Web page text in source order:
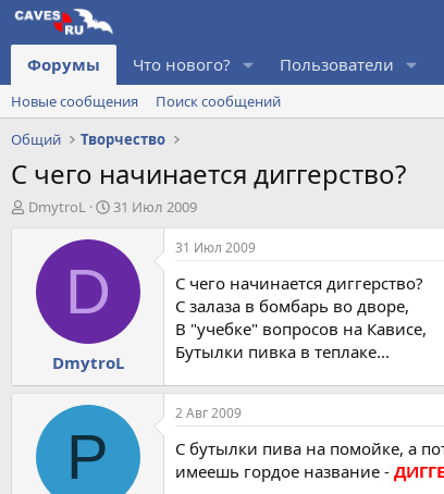
Форумы Что нового? Пользователи
Новые сообщения
Поиск сообщений
Общий
Творчество
С чего начинается диггерство?
А
DmytroL
Д
т
а
л
а
31 Июл 2009
D
DmytroL
31 Июл 2009
С чего начинается диггерство?
С залаза в бомбарь во дворе,
В "учебке" вопросов на Кависе,
Бутылки пивка в теплаке...
Р
2 Авг 2009
С бутылки пива на помойке, а
имеешь гордое название -